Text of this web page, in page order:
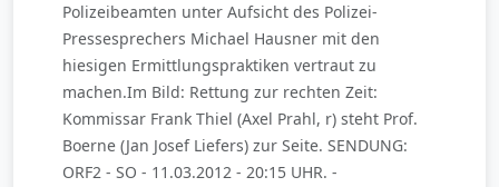
Polizeibeamten unter Aufsicht des Polizei-
Pressesprechers Michael Hausner mit den
hiesigen Ermittlungspraktiken vertraut zu
machen.Im Bild: Rettung zur rechten Zeit:
Kommissar Frank Thiel (Axel Prahl, r) steht Prof.
Boerne (Jan Josef Liefers) zur Seite. SENDUNG:
ORF2 - SO - 11.03.2012 - 20:15 UHR. -